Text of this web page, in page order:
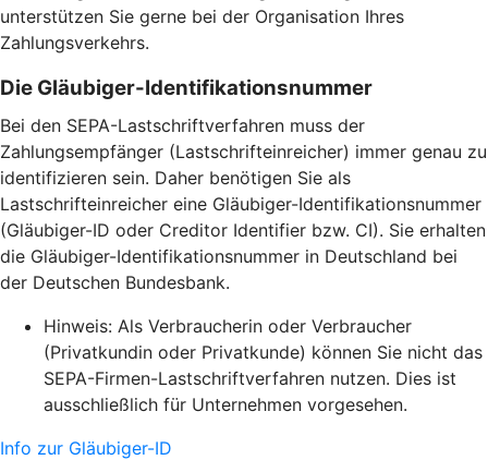
unterstützen Sie gerne bei der Organisation Ihres
Zahlungsverkehrs.
Die Gläubiger-Identifikationsnummer
Bei den SEPA-Lastschriftverfahren muss der
Zahlungsempfänger (Lastschrifteinreicher) immer genau zu
identifizieren sein. Daher benötigen Sie als
Lastschrifteinreicher eine Gläubiger-Identifikationsnummer
(Gläubiger-ID oder Creditor Identifier bzw. CI). Sie erhalten
die Gläubiger-Identifikationsnummer in Deutschland bei
der Deutschen Bundesbank.
Hinweis: Als Verbraucherin oder Verbraucher
(Privatkundin oder Privatkunde) können Sie nicht das
SEPA-Firmen-Lastschriftverfahren nutzen. Dies ist
ausschließlich für Unternehmen vorgesehen.
Info zur Gläubiger-ID